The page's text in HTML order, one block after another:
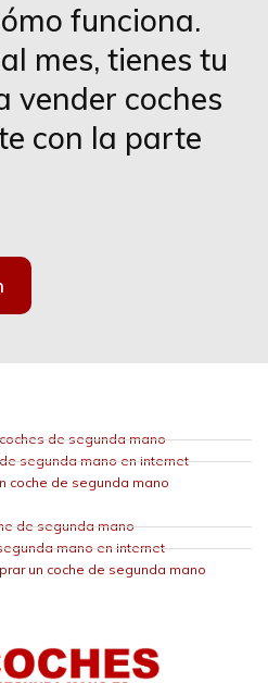
funciona.
mes, tienes tu
vender coches
con la parte
de segunda mano
segunda mano en internet
coche de segunda mano
de segunda mano
mano en internet
un coche de segunda mano